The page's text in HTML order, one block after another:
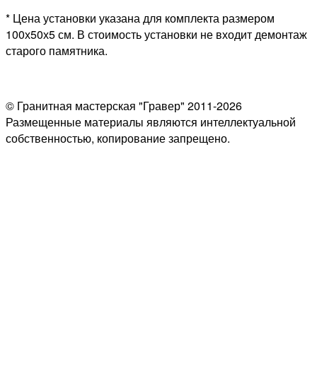
* Цена установки указана для комплекта размером
100х50х5 см. В стоимость установки не входит демонтаж
старого памятника.
© Гранитная мастерская "Гравер" 2011-2026
Размещенные материалы являются интеллектуальной
собственностью, копирование запрещено.